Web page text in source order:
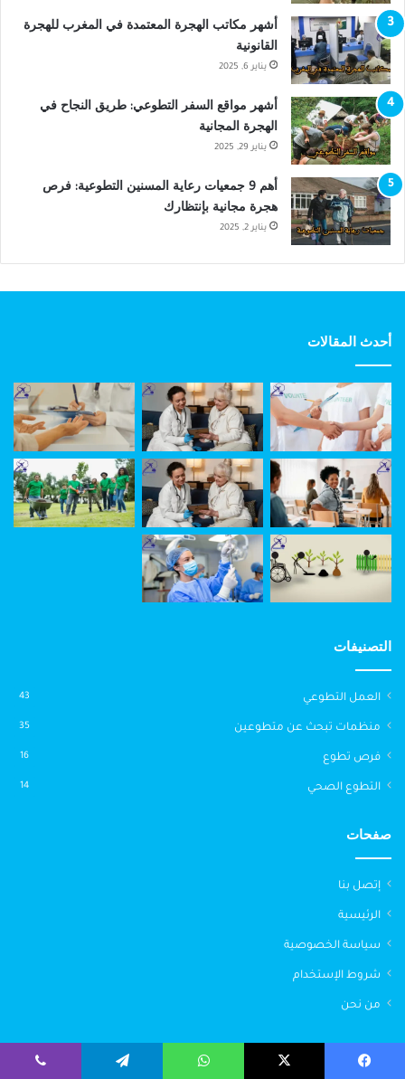
أشهر مكاتب الهجرة المعتمدة في المغرب للهجرة
القانونية
يناير 6, 2025
أشهر مواقع السفر التطوعي: طريق النجاح في
الهجرة المجانية
يناير 29, 2025
أهم 9 جمعيات رعاية المسنين التطوعية: فرص
هجرة مجانية بإنتظارك
يناير 2, 2025
أحدث المقالات
التصنيفات
العمل التطوعي 43
منظمات تبحث عن متطوعين 35
فرص تطوع 16
التطوع الصحي 14
صفحات
إتصل بنا
الرئيسية
سياسة الخصوصية
شروط الإستخدام
من نحن
التطوع